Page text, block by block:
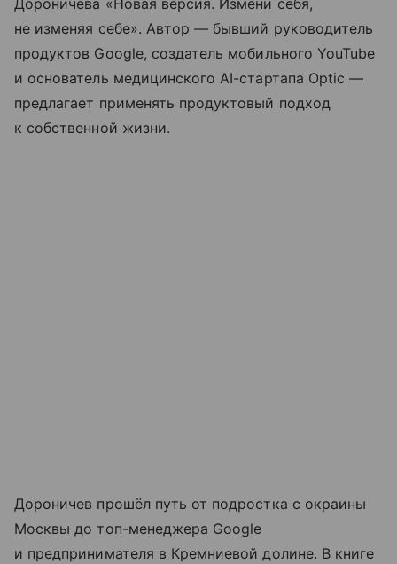
Дороничева «Новая версия. Измени себя,
не изменяя себе». Автор — бывший руководитель
продуктов Google, создатель мобильного YouTube
и основатель медицинского AI-стартапа Optic —
предлагает применять продуктовый подход
к собственной жизни.
Дороничев прошёл путь от подростка с окраины
Москвы до топ-менеджера Google
и предпринимателя в Кремниевой долине. В книге